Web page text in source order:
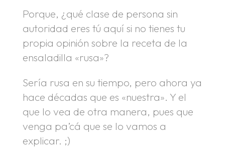
Porque, ¿qué clase de persona sin
autoridad eres tú aquí si no tienes tu
propia opinión sobre la receta de la
ensaladilla «rusa»?
Sería rusa en su tiempo, pero ahora ya
hace décadas que es «nuestra». Y el
que lo vea de otra manera, pues que
venga pa’cá que se lo vamos a
explicar. ;)